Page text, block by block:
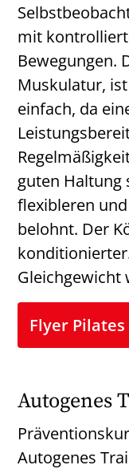
mit
Bewegungen.
Muskulatur,
einfach, da
guten Haltung
flexibleren
belohnt. Der
Gleichgewicht
Flyer Pilates
Autogenes
Autogenes